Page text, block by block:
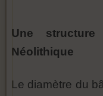
Une structure
Néolithique
Le diamètre du